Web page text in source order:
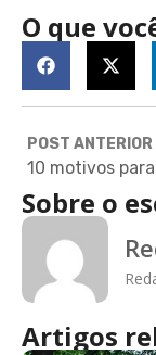
O que
POST ANTERIOR
Sobre o
Artigos